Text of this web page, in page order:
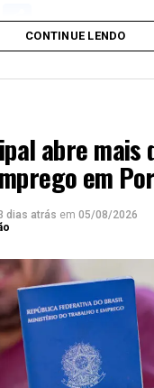
Share
CONTINUE LENDO
abre mais
em
dias atrás em 05/08/2026